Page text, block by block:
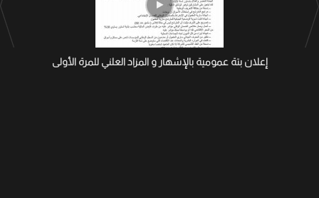
إعلان بتة عمومية بالإشهار و المزاد العلني للمرة الأولى